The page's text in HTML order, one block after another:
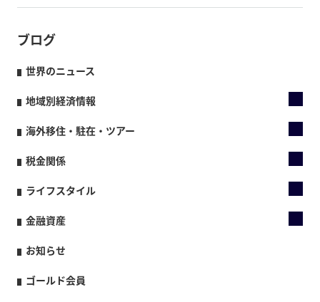
ブログ
世界のニュース
地域別経済情報
海外移住・駐在・ツアー
税金関係
ライフスタイル
金融資産
お知らせ
ゴールド会員